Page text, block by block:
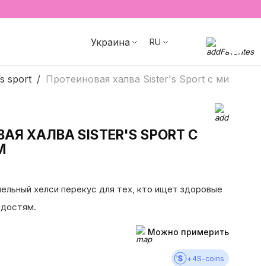
Украина RU
sport Протеиновая халва Sister's Sport с
ХАЛВА SISTER'S SPORT С
хелси перекус для тех, кто ищет здоровые
Можно примерить
+4S-coins